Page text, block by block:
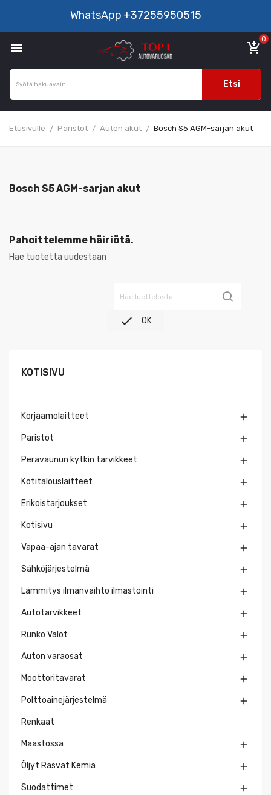
WhatsApp +37255950515
 add_shopping_cart
0
Etsi
Etusivulle Paristot Auton akut Bosch S5 AGM-sarjan akut
Bosch S5 AGM-sarjan akut
Pahoittelemme häiriötä.
Hae tuotetta uudestaan
 OK
KOTISIVU
Korjaamolaitteet 
Paristot 
Perävaunun kytkin tarvikkeet 
Kotitalouslaitteet 
Erikoistarjoukset 
Kotisivu 
Vapaa-ajan tavarat 
Sähköjärjestelmä 
Lämmitys ilmanvaihto ilmastointi 
Autotarvikkeet 
Runko Valot 
Auton varaosat 
Moottoritavarat 
Polttoainejärjestelmä 
Renkaat
Maastossa 
Öljyt Rasvat Kemia 
Suodattimet 